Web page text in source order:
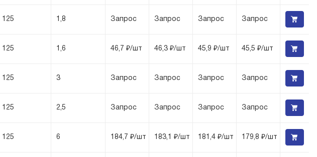
125 1,8 Запрос Запрос Запрос Запрос
125 1,6 46,7 ₽/шт 46,3 ₽/шт 45,9 ₽/шт 45,5 ₽/шт
125 3 Запрос Запрос Запрос Запрос
125 2,5 Запрос Запрос Запрос Запрос
125 6 184,7 ₽/шт 183,1 ₽/шт 181,4 ₽/шт 179,8 ₽/шт